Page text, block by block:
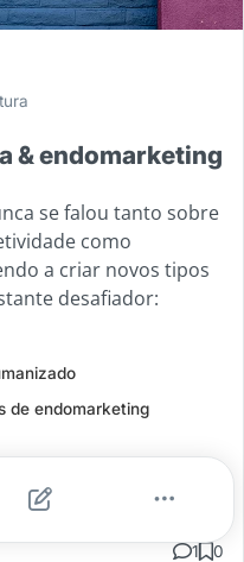
& endomarketing
se falou tanto sobre
como
a criar novos tipos
desafiador:
de endomarketing
1 0